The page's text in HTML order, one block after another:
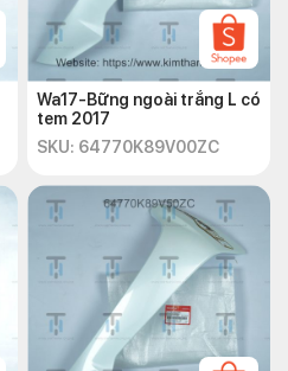
Wa17-Bững ngoài trắng L có
tem 2017
SKU: 64770K89V00ZC